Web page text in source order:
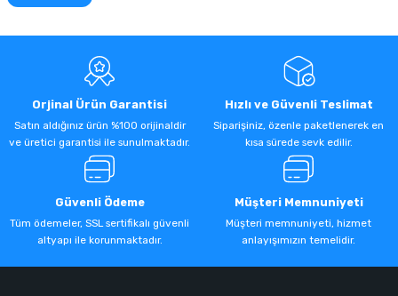
Orjinal Ürün Garantisi
Satın aldığınız ürün %100 orijinaldir
ve üretici garantisi ile sunulmaktadır.
Hızlı ve Güvenli Teslimat
Siparişiniz, özenle paketlenerek en
kısa sürede sevk edilir.
Güvenli Ödeme
Tüm ödemeler, SSL sertifikalı güvenli
altyapı ile korunmaktadır.
Müşteri Memnuniyeti
Müşteri memnuniyeti, hizmet
anlayışımızın temelidir.